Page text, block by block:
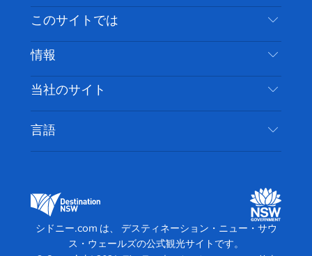
イ
ス
ブ
ッ
ク
ッ
タ
ー
チ
ー
ス
グ
ム
ッ
ト
ク
タ
レ
ス
ト
お問い合わせ
免責事項
クッキーに関する通知
このサイトでは
目的地
やるべきこと
イベント
宿泊施設
情報
旅行情報
アクセシブルシドニー
ビジネスを登録する
当社のサイト
デスティネーション・ニュー・サウス・ウェール
ズメディアセンター
言語
シドニー.com は、 デスティネーション・ニュー・サウ
ス・ウェールズの公式観光サイトです。